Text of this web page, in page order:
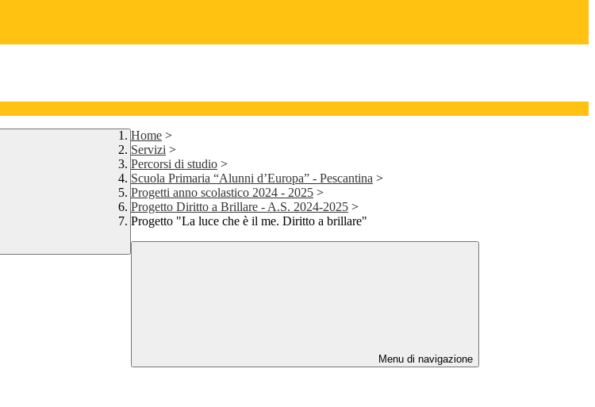
Home >
Servizi >
Percorsi di studio >
Scuola Primaria “Alunni d’Europa” - Pescantina >
Progetti anno scolastico 2024 - 2025 >
Progetto Diritto a Brillare - A.S. 2024-2025 >
Progetto "La luce che è il me. Diritto a brillare"
Menu di navigazione